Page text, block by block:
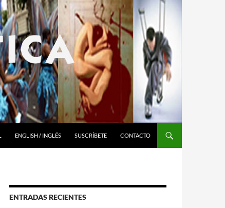
ENGLISH / INGLÉS SUSCRÍBETE CONTACTO
ENTRADAS RECIENTES